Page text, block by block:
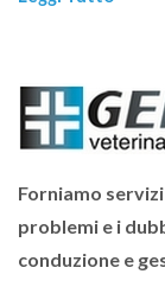
Forniamo
problemi e i
conduzione e